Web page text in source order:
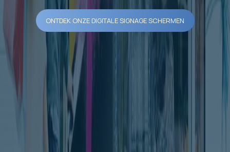
ONTDEK ONZE DIGITALE SIGNAGE SCHERMEN